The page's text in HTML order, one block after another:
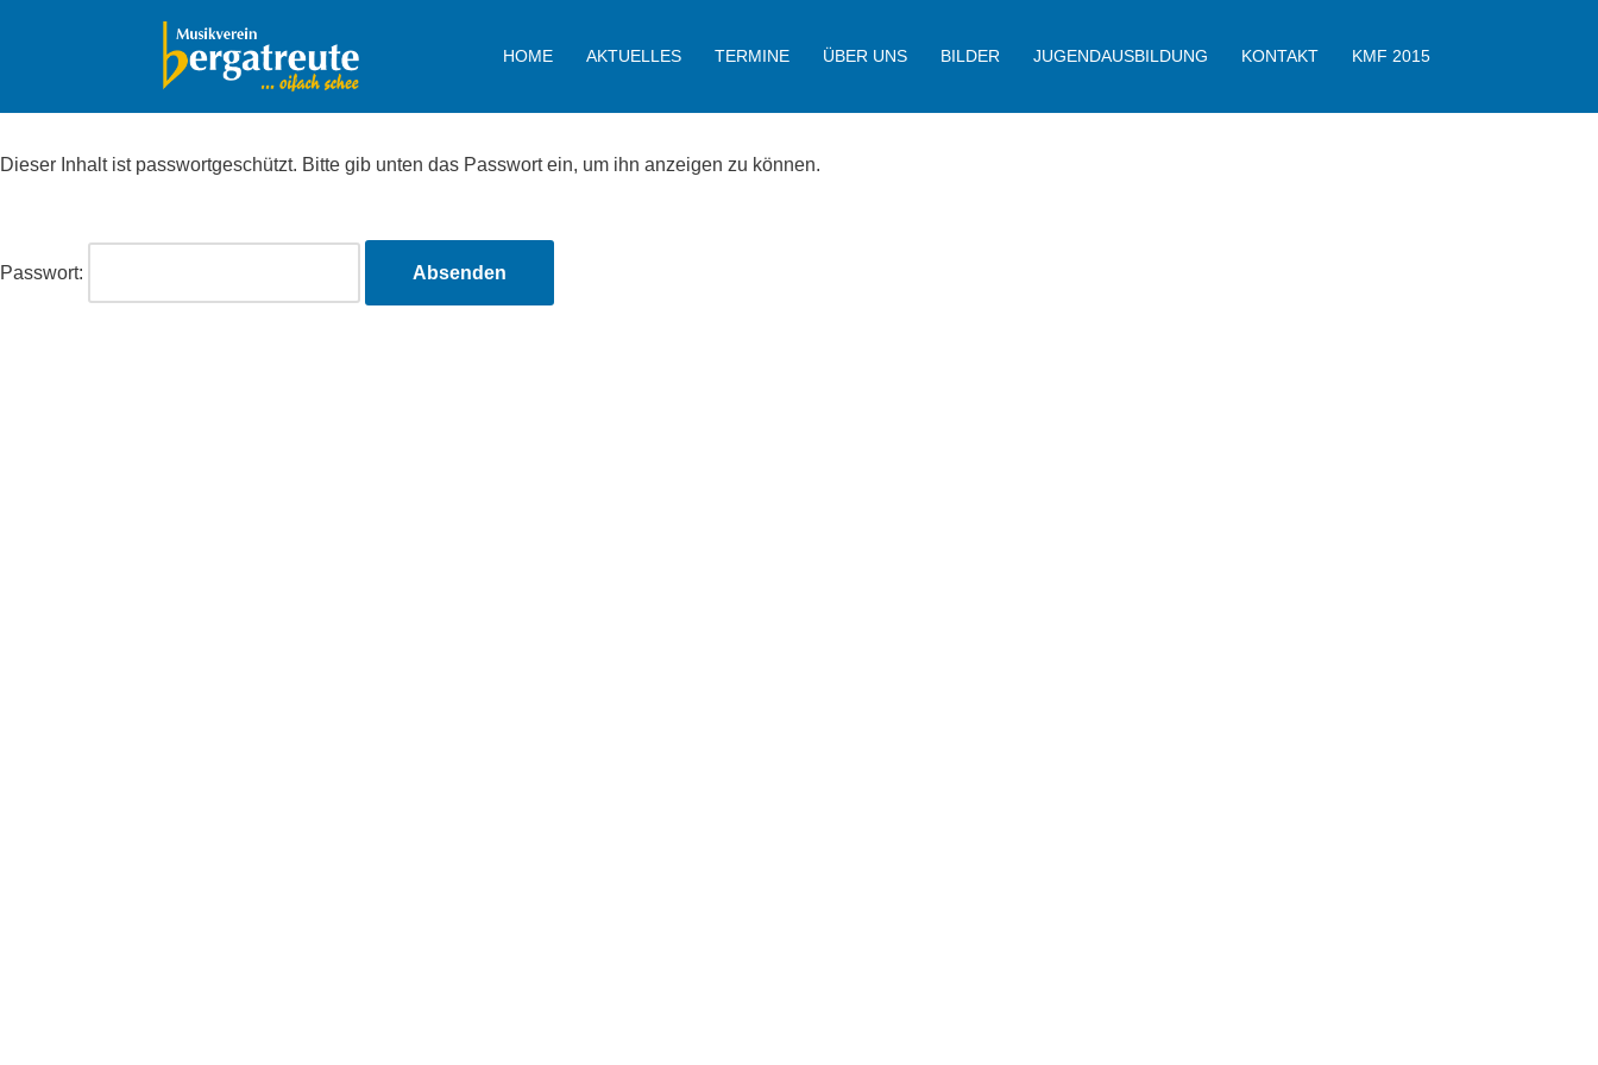
HOME AKTUELLES TERMINE ÜBER UNS BILDER JUGENDAUSBILDUNG KONTAKT KMF 2015
Dieser Inhalt ist passwortgeschützt. Bitte gib unten das Passwort ein, um ihn anzeigen zu können.
Passwort: